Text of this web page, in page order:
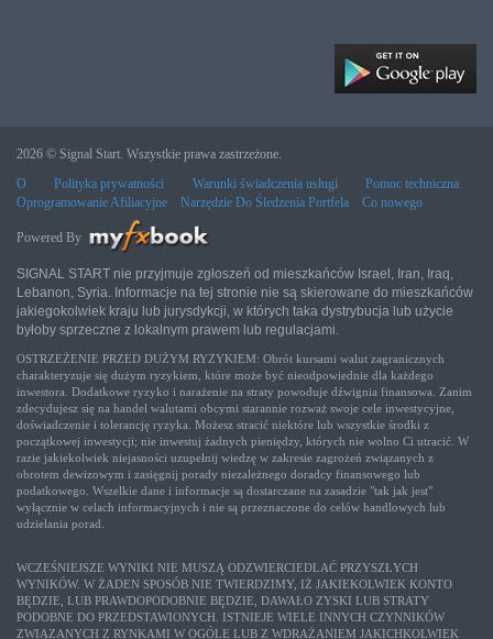
2026 © Signal Start. Wszystkie prawa zastrzeżone.
O
Polityka prywatności Warunki świadczenia usługi
Pomoc techniczna
Oprogramowanie Afiliacyjne
Narzędzie Do Śledzenia Portfela Co nowego
Powered By
SIGNAL START nie przyjmuje zgłoszeń od mieszkańców Israel, Iran, Iraq,
Lebanon, Syria. Informacje na tej stronie nie są skierowane do mieszkańców
jakiegokolwiek kraju lub jurysdykcji, w których taka dystrybucja lub użycie
byłoby sprzeczne z lokalnym prawem lub regulacjami.
OSTRZEŻENIE PRZED DUŻYM RYZYKIEM: Obrót kursami walut zagranicznych
charakteryzuje się dużym ryzykiem, które może być nieodpowiednie dla każdego
inwestora. Dodatkowe ryzyko i narażenie na straty powoduje dźwignia finansowa. Zanim
zdecydujesz się na handel walutami obcymi starannie rozważ swoje cele inwestycyjne,
doświadczenie i tolerancję ryzyka. Możesz stracić niektóre lub wszystkie środki z
początkowej inwestycji; nie inwestuj żadnych pieniędzy, których nie wolno Ci utracić. W
razie jakiekolwiek niejasności uzupełnij wiedzę w zakresie zagrożeń związanych z
obrotem dewizowym i zasięgnij porady niezależnego doradcy finansowego lub
podatkowego. Wszelkie dane i informacje są dostarczane na zasadzie "tak jak jest"
wyłącznie w celach informacyjnych i nie są przeznaczone do celów handlowych lub
udzielania porad.
WCZEŚNIEJSZE WYNIKI NIE MUSZĄ ODZWIERCIEDLAĆ PRZYSZŁYCH
WYNIKÓW. W ŻADEN SPOSÓB NIE TWIERDZIMY, IŻ JAKIEKOLWIEK KONTO
BĘDZIE, LUB PRAWDOPODOBNIE BĘDZIE, DAWAŁO ZYSKI LUB STRATY
PODOBNE DO PRZEDSTAWIONYCH. ISTNIEJE WIELE INNYCH CZYNNIKÓW
ZWIĄZANYCH Z RYNKAMI W OGÓLE LUB Z WDRAŻANIEM JAKICHKOLWIEK